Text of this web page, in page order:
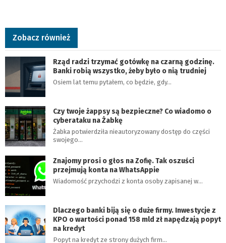
Zobacz również
Rząd radzi trzymać gotówkę na czarną godzinę.
Banki robią wszystko, żeby było o nią trudniej
Osiem lat temu pytałem, co będzie, gdy…
Czy twoje żappsy są bezpieczne? Co wiadomo o
cyberataku na Żabkę
Żabka potwierdziła nieautoryzowany dostęp do części
swojego…
Znajomy prosi o głos na Zofię. Tak oszuści
przejmują konta na WhatsAppie
Wiadomość przychodzi z konta osoby zapisanej w…
Dlaczego banki biją się o duże firmy. Inwestycje z
KPO o wartości ponad 158 mld zł napędzają popyt
na kredyt
Popyt na kredyt ze strony dużych firm…